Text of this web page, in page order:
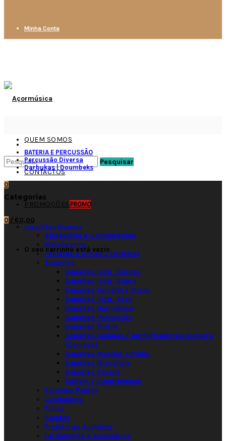
Minha Conta
QUEM SOMOS
CONTACTOS
PROMOÇÕESPROMO
Pesquisar
0
0 / €0,00
O seu carrinho está vazio
BATERIA E PERCUSSÃO
Percussão Diversa
Darbukas | Doumbeks
Categorias
Acessórios Diversos
Afinadores e Componentes
Metrónomos
Palhetas e Unhas / Dedeiras
Suportes
Suportes Instr. Cordas
Suportes Instr. Sopro
Suportes Teclado / Piano
Suportes Instr. Arco
Suportes Harmónica
Suportes Percussão
Suportes Pratos
Suportes Colunas / Amplificadores Guitarra
(Combos)
Suportes Monitor Estúdio
Suportes Microfone
Suportes Parede
Tablets / Smartphones
Estantes Pautas
Candeeiros
Pilhas
Batutas
Protetores Auditivos
Fardamento e Acessórios